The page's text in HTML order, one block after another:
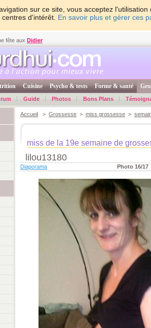
sur ce site, vous acceptez
d'intérêt. En savoir plus et gérer ces
fête aux Didier
Cuisine Psycho & tests Forme & santé
Guide Photos Bons Plans
Accueil > Grossesse > miss grossesse >
miss de la 19e semaine de
lilou13180
Diaporama Photo 16/17